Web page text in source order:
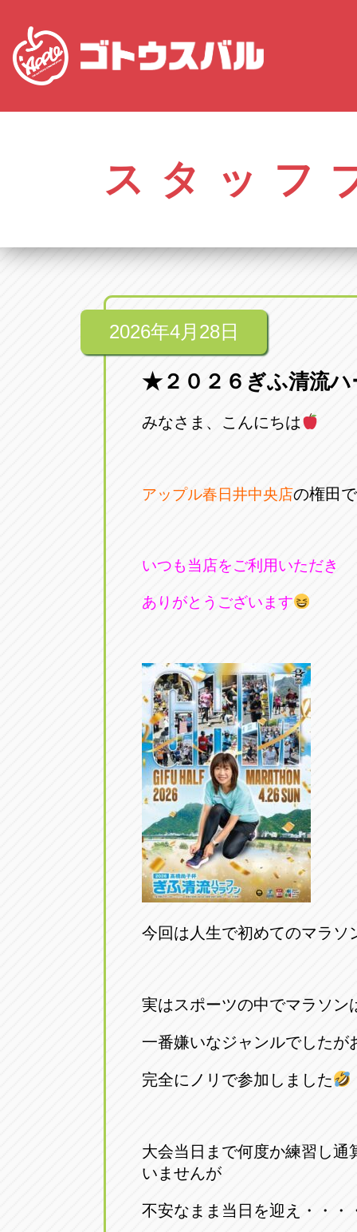
アップル
0561-84-
アップル
0586-28-
アップル
アップル
0566-43-
アップル
0569-35-
アップル
0568-76-
アップル
0561-53-
アップル
0587-66-
052-400-
トラック
愛知県春日井市柏井町4-43-1
アップル春日井中央店
愛知県瀬戸市美濃池町29-1
アップル一宮22号店
愛知県一宮市朝日3-4-12
アップル春日井店
アップル名岐バイパス春日店
愛知県碧南市立山町4-32-1
アップル常滑店
愛知県常滑市長間37-1
アップル小牧店
愛知県小牧市久保新町20
アップル尾張旭店
愛知県尾張旭市印場元町5-2-8
アップル岩倉店
愛知県岩倉市大地町長田35-1
愛知県清須市春日砂賀東114
トラック市四日市店
スタッフ
2026年4月28日
★２０２６ぎふ清流
みなさま、こんにちは
アップル春日井中央店の権田
いつも当店をご利用いただき
ありがとうございます
今回は人生で初めてのマラソ
実はスポーツの中でマラソン
一番嫌いなジャンルでしたが
完全にノリで参加しました
大会当日まで何度か練習し通
いませんが
不安なまま当日を迎え・・・